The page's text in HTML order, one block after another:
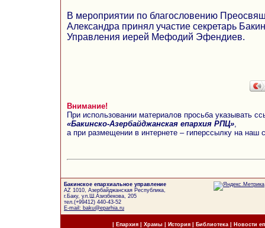
В мероприятии по благословению
Александра принял участие секретарь
Управления иерей Мефодий Эфендиев.
Внимание!
При использовании материалов просьба указывать
«Бакинско-Азербайджанская епархия РПЦ»
а при размещении в интернете – гиперссылку на наш
Бакинское епархиальное управление
AZ 1010, Азербайджанская Республика,
г.Баку, ул.Ш.Азизбекова, 205
тел.(+99412) 440-43-52
E-mail: baku@eparhia.ru
Епархия| Храмы История| Библиотека Новости